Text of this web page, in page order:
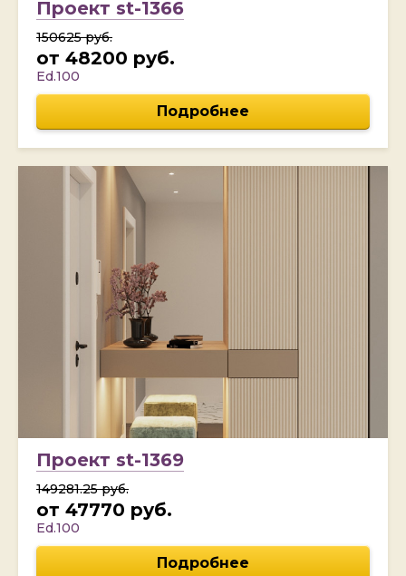
Проект st-1366
150625 руб.
от 48200 руб.
Ed.100
Подробнее
Проект st-1369
149281.25 руб.
от 47770 руб.
Ed.100
Подробнее